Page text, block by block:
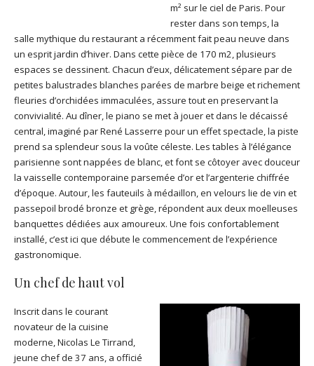
m² sur le ciel de Paris. Pour
rester dans son temps, la
salle mythique du restaurant a récemment fait peau neuve dans
un esprit jardin d’hiver. Dans cette pièce de 170 m2, plusieurs
espaces se dessinent. Chacun d’eux, délicatement sépare par de
petites balustrades blanches parées de marbre beige et richement
fleuries d’orchidées immaculées, assure tout en preservant la
convivialité. Au dîner, le piano se met à jouer et dans le décaissé
central, imaginé par René Lasserre pour un effet spectacle, la piste
prend sa splendeur sous la voûte céleste. Les tables à l’élégance
parisienne sont nappées de blanc, et font se côtoyer avec douceur
la vaisselle contemporaine parsemée d’or et l’argenterie chiffrée
d’époque. Autour, les fauteuils à médaillon, en velours lie de vin et
passepoil brodé bronze et grège, répondent aux deux moelleuses
banquettes dédiées aux amoureux. Une fois confortablement
installé, c’est ici que débute le commencement de l’expérience
gastronomique.
Un chef de haut vol
Inscrit dans le courant
novateur de la cuisine
moderne, Nicolas Le Tirrand,
jeune chef de 37 ans, a officié